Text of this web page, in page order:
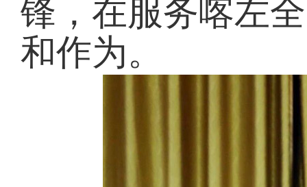
锋，在服务喀左
和作为。